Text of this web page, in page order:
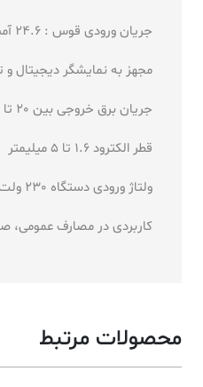
جریان ورودی قوس : 24.6 آمپر
مجهز به نمایشگر دیجیتال و
جریان برق خروجی بین 20 تا 200 A
قطر الکترود 1.6 تا 5 میلیمتر
ولتاژ ورودی دستگاه 230 ولت
کاربردی در مصارف عمومی،
محصولات مرتبط